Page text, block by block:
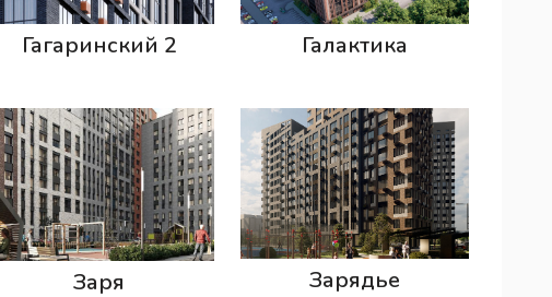
Гагаринский 2 Галактика
Заря Зарядье